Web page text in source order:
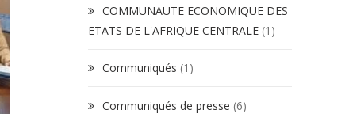
COMMUNAUTE ECONOMIQUE DES
ETATS DE L'AFRIQUE CENTRALE(1)
Communiqués (1)
Communiqués de presse (6)